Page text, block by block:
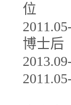
位
博士后